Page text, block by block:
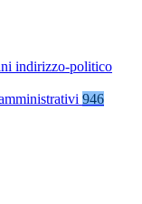
indirizzo-politico
946